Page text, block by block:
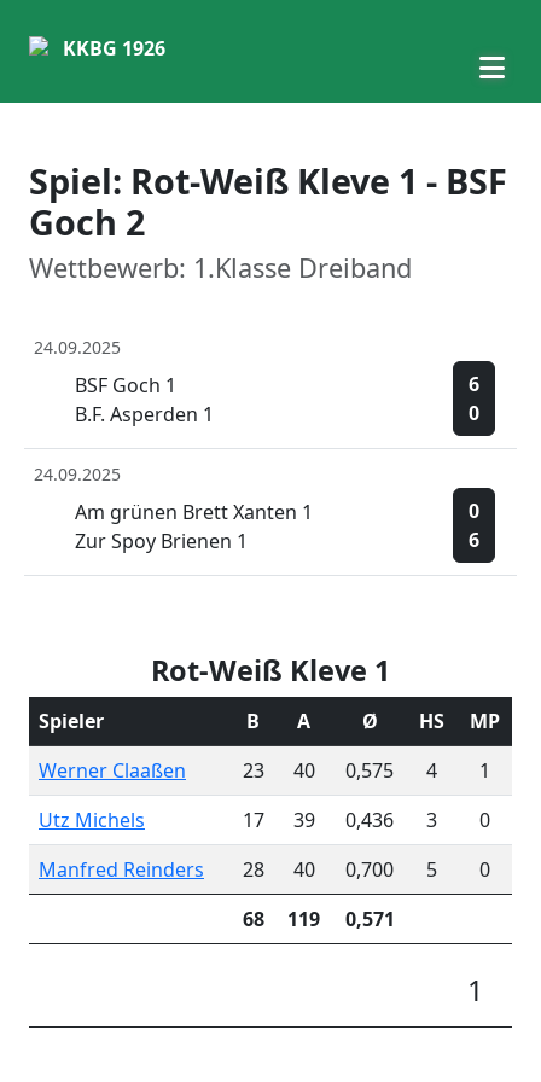
KKBG 1926
Spiel: Rot-Weiß Kleve 1 - BSF
Goch 2
Wettbewerb: 1.Klasse Dreiband
24.09.2025
BSF Goch 1
B.F. Asperden 1
6
0
24.09.2025
Am grünen Brett Xanten 1
Zur Spoy Brienen 1
0
6
Rot-Weiß Kleve 1
Spieler B A Ø HS
MP
Werner Claaßen
23 40 0,575 4
1
Utz Michels
17 39 0,436 3
0
Manfred Reinders
28 40 0,700 5
0
68
119 0,571
1